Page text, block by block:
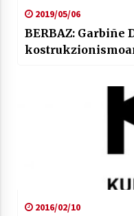
2019/05/06
BERBAZ: Garbiñe
2016/02/10